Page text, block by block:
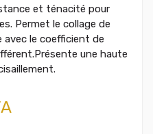
et ténacité pour
Permet le collage de
avec le coefficient de
une haute